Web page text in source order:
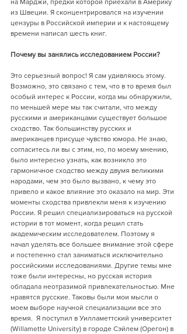
на Марджи, предки которой приехали в Америку
из Швеции. Я сконцентрировался на изучении
цензуры в Российской империи и к настоящему
времени написал шесть книг.
Почему вы занялись исследованием России?
Это серьезный вопрос! Я сам удивляюсь этому.
Возможно, это связано с тем, что в то время был
особый интерес к России, когда мы обнаружили,
по меньшей мере мы так считали, что между
русскими и американцами существует большое
сходство. Так большинству русских и
американцев присуще чувство юмора. Не знаю,
согласитесь ли вы с этим, но, по моему мнению,
было интересно узнать, как возникло это
гармоничное сходство между двумя великими
народами, чем это было вызвано, к чему это
привело и какое влияние это оказало на мир. Эти
моменты сходства привлекли меня к изучению
России. Я решил специализироваться на русской
истории в тот момент, когда решил стать
академическим исследователем. Поэтому я
начал уделять все большее внимание этой сфере
и постепенно стал заниматься исключительно
российскими исследованиями. Другие темы мне
тоже были интересны, но русская история
обладала неотразимой привлекательностью. Мне
нравятся русские. Таковы были мои мысли о
моем выборе научной специализации все это
время.  Я поступил в Уилламеттский университет
(Willamette University) в городе Сэйлем (Орегон) в